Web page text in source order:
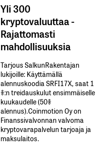
Yli 300
kryptovaluuttaa -
Rajattomasti
mahdollisuuksia
Tarjous SalkunRakentajan
lukijoille: Käyttämällä​ ​
alennuskoodia​ ​SRFI17X,​ ​saat​ ​1
%:n treidauskulut​ ​ensimmäiselle​ ​
kuukaudelle​ ​(50%​ ​
alennus).Coinmotion Oy on
Finanssivalvonnan valvoma
kryptovarapalvelun tarjoaja ja
maksulaitos.